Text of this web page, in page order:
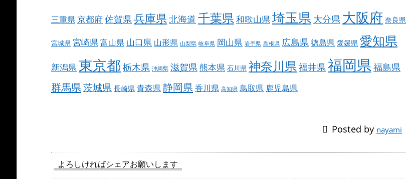
三重県京都府佐賀県 兵庫県北海道 千葉県 和歌山県 埼玉県 大分県 大阪府 奈良県
宮城県 宮崎県 富山県 山口県 山形県 山梨県 岐阜県 岡山県 岩手県 島根県 広島県 徳島県 愛媛県 愛知県
新潟県 東京都 栃木県 沖縄県 滋賀県 熊本県 石川県 神奈川県 福井県 福岡県福島県
群馬県茨城県 長崎県 青森県静岡県 香川県 高知県 鳥取県 鹿児島県
Posted by nayami
よろしければシェアお願いします